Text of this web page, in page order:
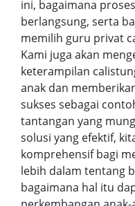
ini, bagaimana
berlangsung, serta
memilih guru privat
Kami juga akan
keterampilan
anak dan
sukses sebagai
tantangan yang
solusi yang efektif,
komprehensif bagi
lebih dalam tentang
bagaimana hal itu